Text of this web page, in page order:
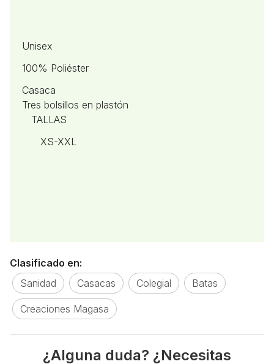
Unisex
100% Poliéster
Casaca
Tres bolsillos en plastón
TALLAS
XS-XXL
Clasificado en:
Sanidad
Casacas Colegial Batas
Creaciones Magasa
¿Alguna duda? ¿Necesitas